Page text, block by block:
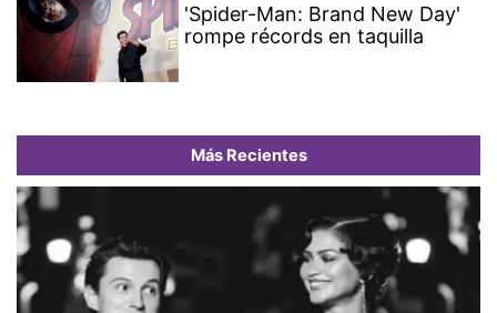
'Spider-Man: Brand New Day'
rompe récords en taquilla
Más Recientes